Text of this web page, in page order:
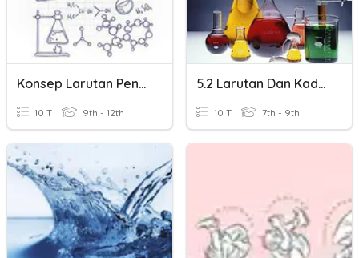
Konsep Larutan Penyanggaa
10 T 9th - 12th
5.2 Larutan Dan Kadar Keterlarutan
10 T 7th - 9th